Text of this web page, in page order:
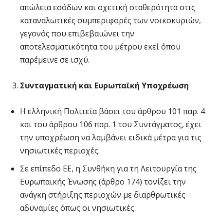
απώλεια εσόδων και σχετική σταθερότητα στις
καταναλωτικές συμπεριφορές των νοικοκυριών,
γεγονός που επιβεβαιώνει την
αποτελεσματικότητα του μέτρου εκεί όπου
παρέμεινε σε ισχύ.
Συνταγματική και Ευρωπαϊκή Υποχρέωση
Η ελληνική Πολιτεία βάσει του άρθρου 101 παρ. 4
και του άρθρου 106 παρ. 1 του Συντάγματος, έχει
την υποχρέωση να λαμβάνει ειδικά μέτρα για τις
νησιωτικές περιοχές.
Σε επίπεδο ΕΕ, η Συνθήκη για τη Λειτουργία της
Ευρωπαϊκής Ένωσης (άρθρο 174) τονίζει την
ανάγκη στήριξης περιοχών με διαρθρωτικές
αδυναμίες όπως οι νησιωτικές.